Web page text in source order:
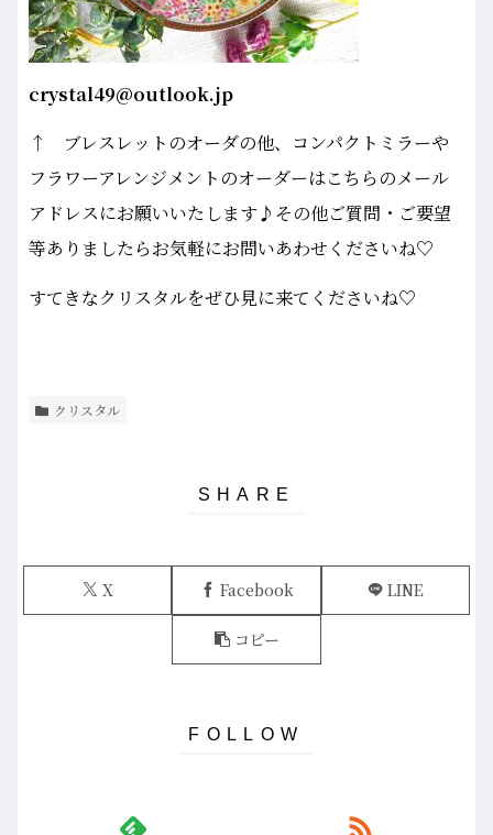
crystal49@outlook.jp
↑ ブレスレットのオーダの他、コンパクトミラーや
フラワーアレンジメントのオーダーはこちらのメール
アドレスにお願いいたします♪その他ご質問・ご要望
等ありましたらお気軽にお問いあわせくださいね♡
すてきなクリスタルをぜひ見に来てくださいね♡
クリスタル
X Facebook LINE
コピー